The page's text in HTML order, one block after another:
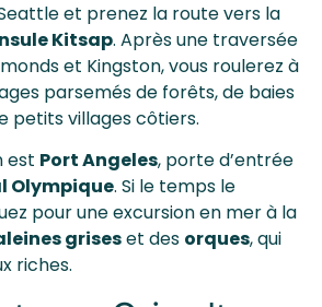
et prenez la route vers la
Kitsap. Après une traversée
et Kingston, vous roulerez à
parsemés de forêts, de baies
petits villages côtiers.
est Port Angeles, porte d’entrée
Olympique. Si le temps le
pour une excursion en mer à la
griseset des orques, qui
riches.